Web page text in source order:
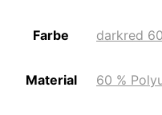
Farbe darkred
Material 60 %